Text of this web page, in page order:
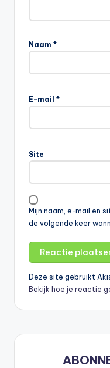
Naam *
E-mail *
Site
Mijn naam, e-mail en
de volgende keer
Deze site gebruikt
Bekijk hoe je reactie